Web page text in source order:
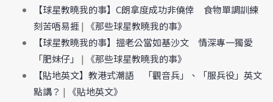
【球星教曉我的事】C朗拿度成功非僥倖 食物單調訓練
刻苦唔易捱|
《那些球星教曉我的事》
【球星教曉我的事】搵老公當如基沙文 情深專一獨愛
「肥妹仔」
|
《那些球星教曉我的事》
【貼地英文】教港式潮語 「觀音兵」、「服兵役」英文
點講？ |
《貼地英文》